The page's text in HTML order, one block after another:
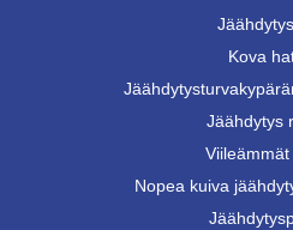
Kova
Jäähdytys
Nopea kuiva